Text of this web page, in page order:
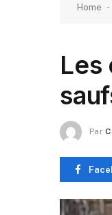
Home -
Les
Par